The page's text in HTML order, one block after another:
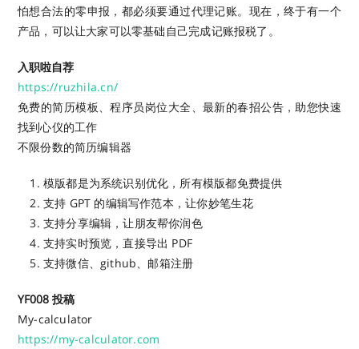
怕想合法的零申报，都必须要通过代理记账。现在，终于有一个
产品，可以让大家可以零基础自己完成记账报税了。
入职啦自荐
https://ruzhila.cn/
免费的简历模板、程序员岗位大全、最新的春招公告，助您快速
找到心仪的工作
不限份数的简历编辑器
模版都是为系统识别优化，所有模版都免费提供
支持 GPT 的编辑写作范本，让你妙笔生花
支持分享编辑，让朋友帮你润色
支持实时预览，直接导出 PDF
支持微信、github、邮箱注册
YF008 投稿
My-calculator
https://my-calculator.com